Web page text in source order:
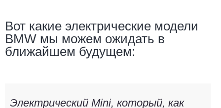
Вот какие электрические модели
BMW мы можем ожидать в
ближайшем будущем:
Электрический Mini, который, как